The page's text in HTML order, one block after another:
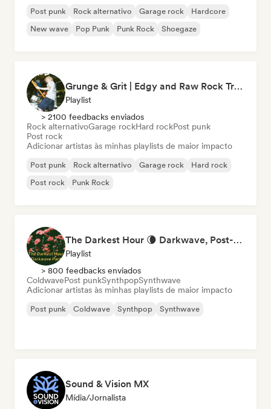
Post punk Rock alternativo Garage rock
Hardcore
New wave
Pop Punk Punk Rock Shoegaze
Grunge & Grit | Edgy and Raw Rock Tracks
Playlist
> 2100 feedbacks enviados
Rock alternativoGarage rockHard rockPost punk
Post rock
Adicionar artistas às minhas playlists de maior impacto
Post punk Rock alternativo Garage rock
Hard rock
Post rock
Punk Rock
The Darkest Hour 🌘 Darkwave, Post-Punk & Coldwave
Playlist
> 800 feedbacks enviados
ColdwavePost punkSynthpopSynthwave
Adicionar artistas às minhas playlists de maior impacto
Post punk Coldwave Synthpop Synthwave
Sound & Vision MX
Mídia/Jornalista